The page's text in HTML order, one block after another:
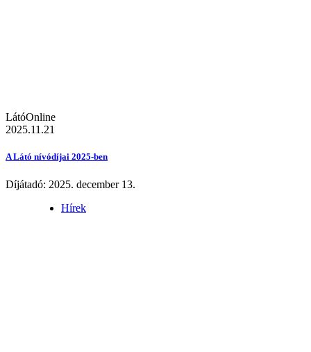
LátóOnline
2025.11.21
A Látó nívódíjai 2025-ben
Díjátadó: 2025. december 13.
Hírek